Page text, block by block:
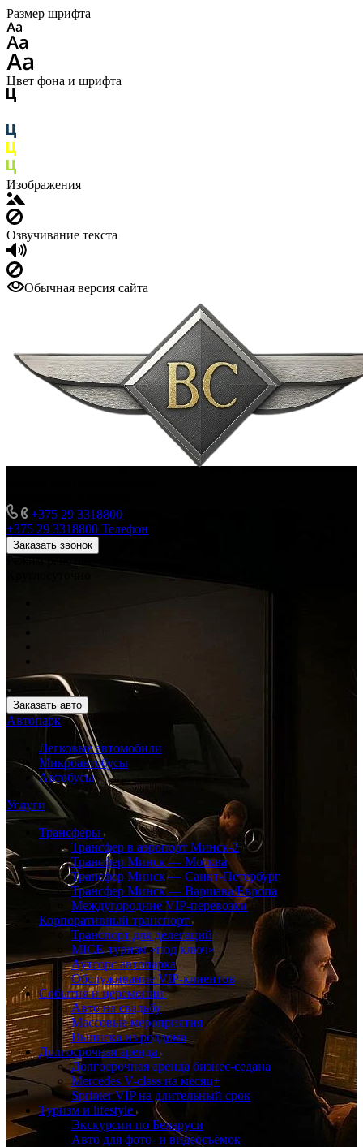
Размер шрифта
Цвет фона и шрифта
Изображения
Озвучивание текста
Обычная версия сайта
+375 29 3318800
+375 29 3318800 Телефон
Заказать звонок
Режим работы
Заказать авто
Автопарк
Легковые автомобили
Микроавтобусы
Автобусы
Услуги
Трансферы
Трансфер в аэропорт Минск-2
Трансфер Минск — Москва
Трансфер Минск — Санкт-Петербург
Трансфер Минск — Варшава/Европа
Междугородние VIP-перевозки
Корпоративный транспорт
Транспорт для делегаций
MICE-туризм «под ключ»
Аутсорс автопарка
Обслуживание VIP-клиентов
События и церемонии
Авто на свадьбу
Массовые мероприятия
Выписка из роддома
Долгосрочная аренда
Долгосрочная аренда бизнес-седана
Mercedes V-class на месяц+
Sprinter VIP на длительный срок
Туризм и lifestyle
Экскурсии по Беларуси
Авто для фото- и видеосъёмок